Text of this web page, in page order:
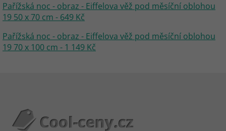
Pařížská noc - obraz - Eiffelova věž pod měsíční oblohou
19 50 x 70 cm - 649 Kč
Pařížská noc - obraz - Eiffelova věž pod měsíční oblohou
19 70 x 100 cm - 1 149 Kč